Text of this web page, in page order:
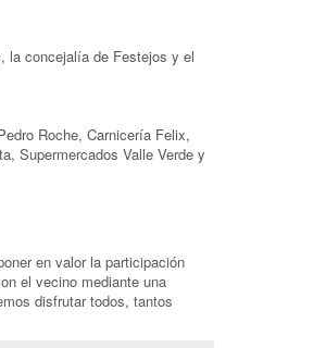
la concejalía de Festejos y el
Roche, Carnicería Felix,
Supermercados Valle Verde y
en valor la participación
el vecino mediante una
disfrutar todos, tantos